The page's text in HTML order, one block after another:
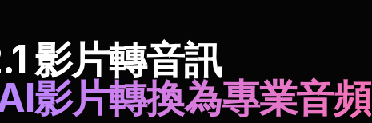
影片轉音訊
影片轉換為專業音頻